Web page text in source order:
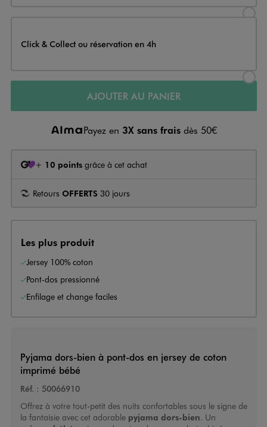
Click & Collect ou réservation en 4h
AJOUTER AU PANIER
Payez en 3X sans frais dès 50€
+ 10 points grâce à cet achat
Retours OFFERTS 30 jours
Les plus produit
Jersey 100% coton
Pont-dos pressionné
Enfilage et change faciles
Pyjama dors-bien à pont-dos en jersey de coton
imprimé bébé
Réf. : 50066910
Offrez à votre tout-petit des nuits confortables sous le signe de
la fantaisie avec cet adorable pyjama dors-bien. Un